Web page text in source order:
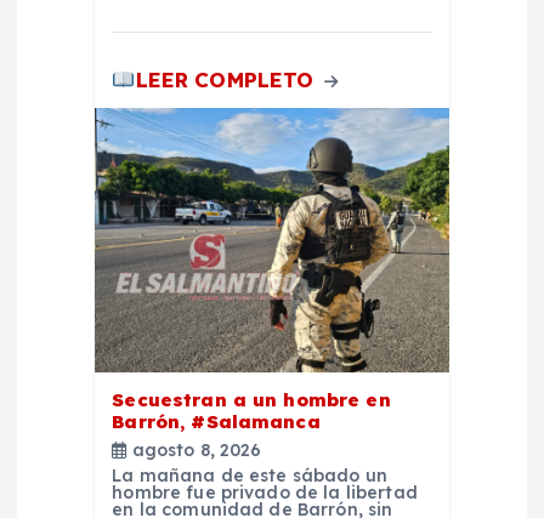
LEER COMPLETO
Secuestran a un hombre en
Barrón, #Salamanca
agosto 8, 2026
La mañana de este sábado un
hombre fue privado de la libertad
en la comunidad de Barrón, sin